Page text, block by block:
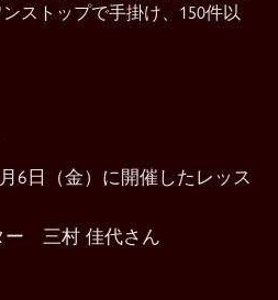
ストップで手掛け、150件以
6日（金）に開催したレッス
ー 三村 佳代さん